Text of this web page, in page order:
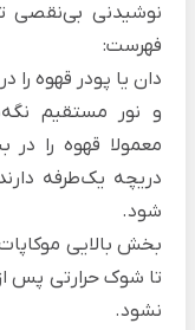
نوشیدنی‌ بی‌نقصی
فهرست:
دان یا پودر قهوه را
و نور مستقیم
معمولا قهوه را
دریچه یک‌طرفه
شود.
بخش بالایی
تا شوک حرارتی پس
نشود.